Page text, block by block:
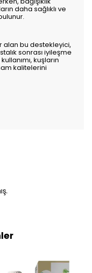
daha sağlıklı ve
alan bu destekleyici,
sonrası iyileşme
kuşların
kalitelerini